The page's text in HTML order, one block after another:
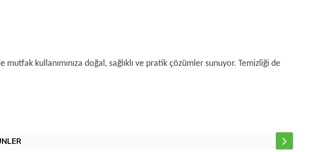
kullanımınıza doğal, sağlıklı ve pratik çözümler sunuyor. Temizliği de